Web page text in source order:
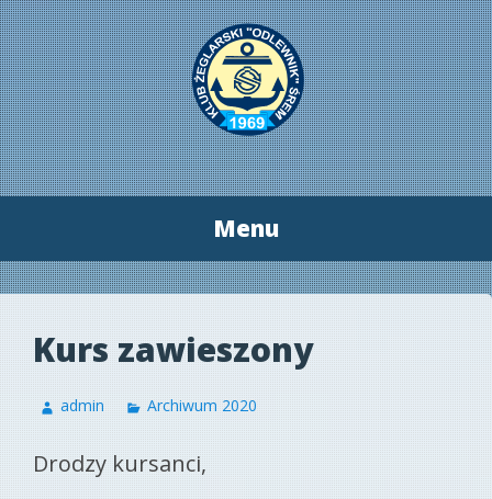
Menu
Przeskocz
do
Kurs zawieszony
admin Archiwum 2020
Drodzy kursanci,